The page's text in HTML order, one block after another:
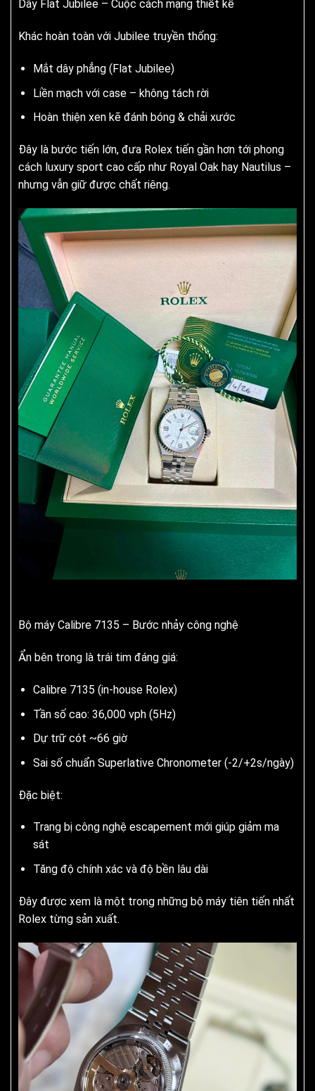
Dây Flat Jubilee – Cuộc cách mạng thiết kế
Khác hoàn toàn với Jubilee truyền thống:
Mắt dây phẳng (Flat Jubilee)
Liền mạch với case – không tách rời
Hoàn thiện xen kẽ đánh bóng & chải xước
Đây là bước tiến lớn, đưa Rolex tiến gần hơn tới phong
cách luxury sport cao cấp như Royal Oak hay Nautilus –
nhưng vẫn giữ được chất riêng.
Bộ máy Calibre 7135 – Bước nhảy công nghệ
Ẩn bên trong là trái tim đáng giá:
Calibre 7135 (in-house Rolex)
Tần số cao: 36,000 vph (5Hz)
Dự trữ cót ~66 giờ
Sai số chuẩn Superlative Chronometer (-2/+2s/ngày)
Đặc biệt:
Trang bị công nghệ escapement mới giúp giảm ma
sát
Tăng độ chính xác và độ bền lâu dài
Đây được xem là một trong những bộ máy tiên tiến nhất
Rolex từng sản xuất.